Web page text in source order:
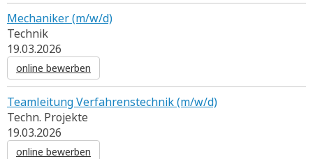
Mechaniker (m/w/d)
Technik
19.03.2026
online bewerben
Teamleitung Verfahrenstechnik (m/w/d)
Techn. Projekte
19.03.2026
online bewerben